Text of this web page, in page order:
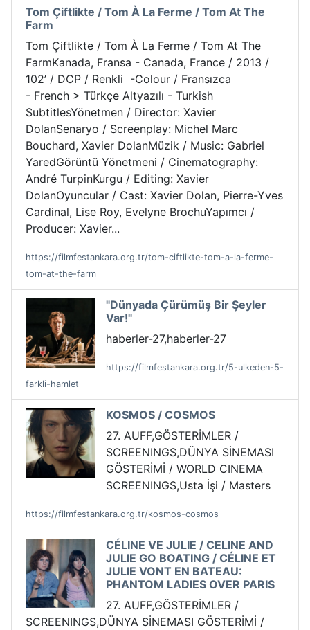
Tom Çiftlikte / Tom À La Ferme / Tom At The
Farm
Tom Çiftlikte / Tom À La Ferme / Tom At The
FarmKanada, Fransa - Canada, France / 2013 /
102’ / DCP / Renkli -Colour / Fransızca
- French > Türkçe Altyazılı - Turkish
SubtitlesYönetmen / Director: Xavier
DolanSenaryo / Screenplay: Michel Marc
Bouchard, Xavier DolanMüzik / Music: Gabriel
YaredGörüntü Yönetmeni / Cinematography:
André TurpinKurgu / Editing: Xavier
DolanOyuncular / Cast: Xavier Dolan, Pierre-Yves
Cardinal, Lise Roy, Evelyne BrochuYapımcı /
Producer: Xavier...
https://filmfestankara.org.tr/tom-ciftlikte-tom-a-la-ferme-
tom-at-the-farm
"Dünyada Çürümüş Bir Şeyler
Var!"
haberler-27,haberler-27
https://filmfestankara.org.tr/5-ulkeden-5-
farkli-hamlet
KOSMOS / COSMOS
27. AUFF,GÖSTERİMLER /
SCREENINGS,DÜNYA SİNEMASI
GÖSTERİMİ / WORLD CINEMA
SCREENINGS,Usta İşi / Masters
https://filmfestankara.org.tr/kosmos-cosmos
CÉLINE VE JULIE / CELINE AND
JULIE GO BOATING / CÉLINE ET
JULIE VONT EN BATEAU:
PHANTOM LADIES OVER PARIS
27. AUFF,GÖSTERİMLER /
SCREENINGS,DÜNYA SİNEMASI GÖSTERİMİ /